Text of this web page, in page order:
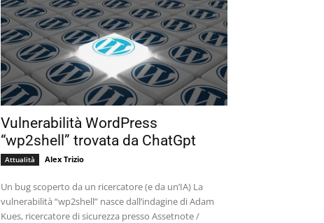
Vulnerabilità WordPress
“wp2shell” trovata da ChatGpt
Attualità Alex Trizio
Un bug scoperto da un ricercatore (e da un’IA) La
vulnerabilità “wp2shell” nasce dall’indagine di Adam
Kues, ricercatore di sicurezza presso Assetnote /